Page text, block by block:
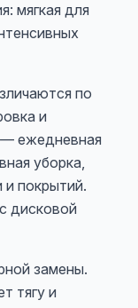
мягкая для
по
и
ежедневная
уборка,
покрытий.
дисковой
замены.
тягу и